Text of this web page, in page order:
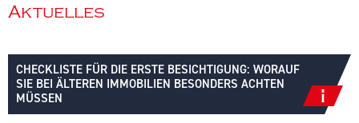
Aktuelles
CHECKLISTE FÜR DIE ERSTE BESICHTIGUNG: WORAUF
SIE BEI ÄLTEREN IMMOBILIEN BESONDERS ACHTEN
MÜSSEN